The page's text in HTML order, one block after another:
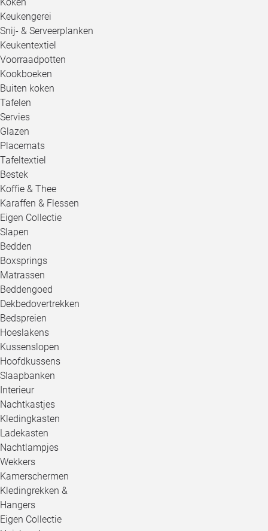
Keukengerei
Snij- & Serveerplanken
Keukentextiel
Voorraadpotten
Kookboeken
Buiten koken
Tafelen
Servies
Glazen
Placemats
Tafeltextiel
Bestek
Koffie & Thee
Karaffen & Flessen
Eigen Collectie
Slapen
Bedden
Boxsprings
Matrassen
Beddengoed
Dekbedovertrekken
Bedspreien
Hoeslakens
Kussenslopen
Hoofdkussens
Slaapbanken
Interieur
Nachtkastjes
Kledingkasten
Ladekasten
Nachtlampjes
Wekkers
Kamerschermen
Kledingrekken &
Hangers
Eigen Collectie